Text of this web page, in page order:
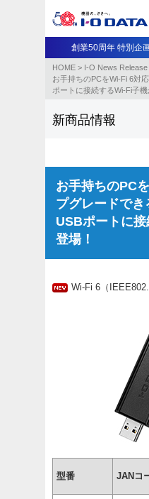
創業50周年 特別企
HOME > I-O News
お手持ちのPCをWi-Fi 6対
ポートに接続するWi-Fi子機
新商品情報
お手持ちのPC
プグレードでき
USBポートに
登場！
Wi-Fi 6（
型番 JANコ